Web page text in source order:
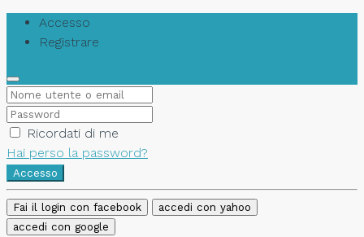
Accesso
Registrare
Ricordati di me
Hai perso la password?
Accesso
Fai il login con facebook
accedi con yahoo
accedi con google